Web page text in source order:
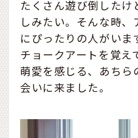
たくさん遊び倒した
しみたい。そんな時
にぴったりの人がいま
チョークアートを覚え
萌愛を感じる、あちら
会いに来ました。